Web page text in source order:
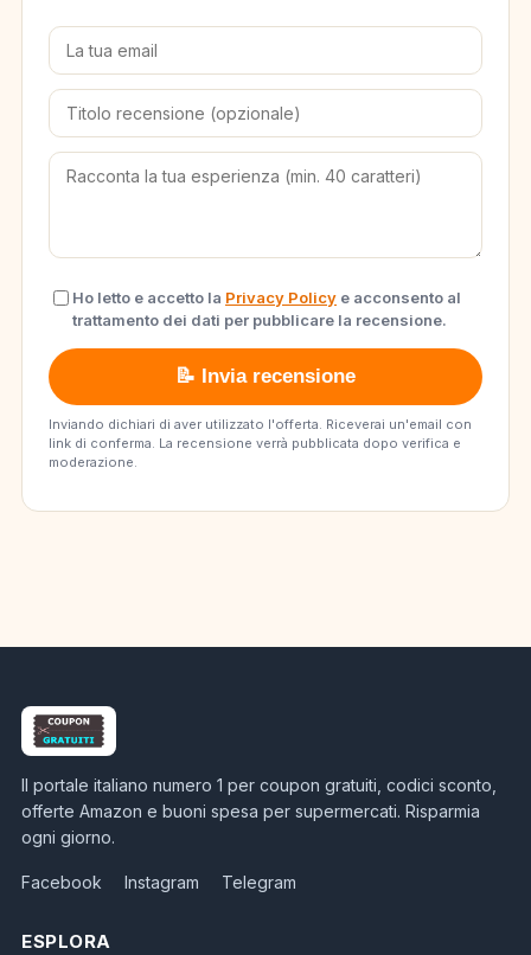
Ho letto e accetto la Privacy Policy e acconsento al
trattamento dei dati per pubblicare la recensione.
📝 Invia recensione
Inviando dichiari di aver utilizzato l'offerta. Riceverai un'email con
link di conferma. La recensione verrà pubblicata dopo verifica e
moderazione.
Il portale italiano numero 1 per coupon gratuiti, codici sconto,
offerte Amazon e buoni spesa per supermercati. Risparmia
ogni giorno.
Facebook Instagram Telegram
ESPLORA